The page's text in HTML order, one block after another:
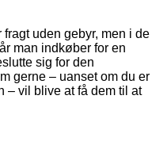
uden gebyr, men i de
man indkøber for en
sig for den
gerne – uanset om du er
– vil blive at få dem til at